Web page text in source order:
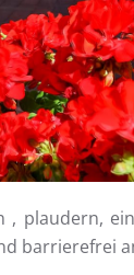
, plaudern,
barrierefrei